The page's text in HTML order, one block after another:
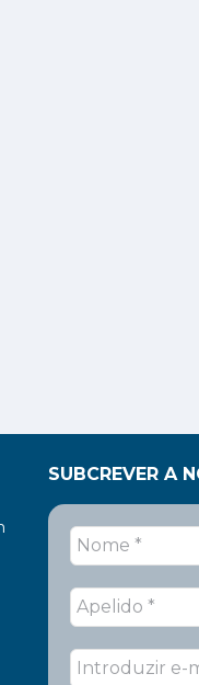
SUBCREVER A